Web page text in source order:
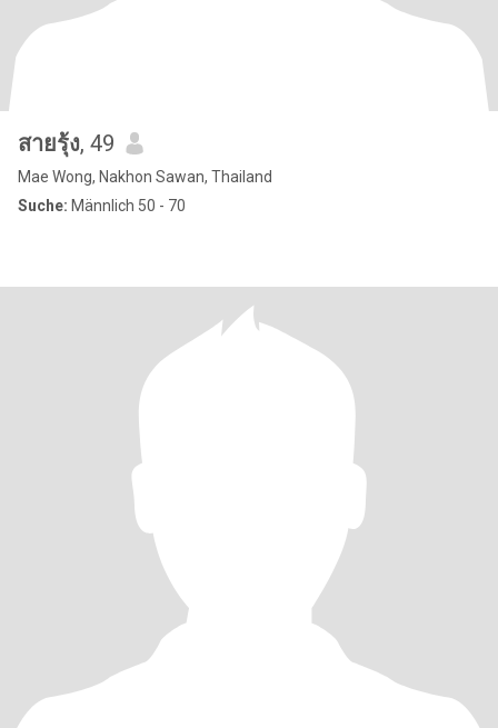
สายรุ้ง, 49
Mae Wong, Nakhon Sawan, Thailand
Suche: Männlich 50 - 70